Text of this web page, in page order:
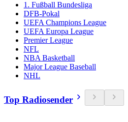
1. Fußball Bundesliga
DFB-Pokal
UEFA Champions League
UEFA Europa League
Premier League
NFL
NBA Basketball
Major League Baseball
NHL
Top Radiosender